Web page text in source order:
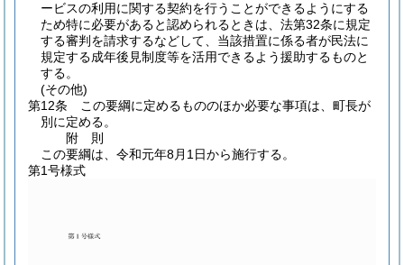
ービスの利用に関する契約を行うことができるようにする
ため特に必要があると認められるときは、法第32条に規定
する審判を請求するなどして、当該措置に係る者が民法に
規定する成年後見制度等を活用できるよう援助するものと
する。
(その他)
第12条
この要綱に定めるもののほか必要な事項は、町長が
別に定める。
附 則
この要綱は、令和元年8月1日から施行する。
第1号様式